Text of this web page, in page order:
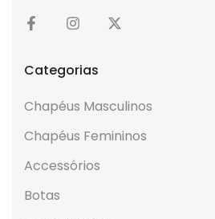
Categorias
Chapéus Masculinos
Chapéus Femininos
Accessórios
Botas